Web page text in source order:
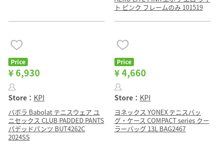
ト ピンク フレームのみ 101519
Price
¥ 6,930
Store： KPI
バボラ Babolat テニスウェア ユ
ニセックス CLUB PADDED PANTS
パデッドパンツ BUT4262C
2024SS
Price
¥ 4,660
Store： KPI
ヨネックス YONEX テニスバッ
グ・ケース COMPACT series クー
ラーバッグ 13L BAG2467